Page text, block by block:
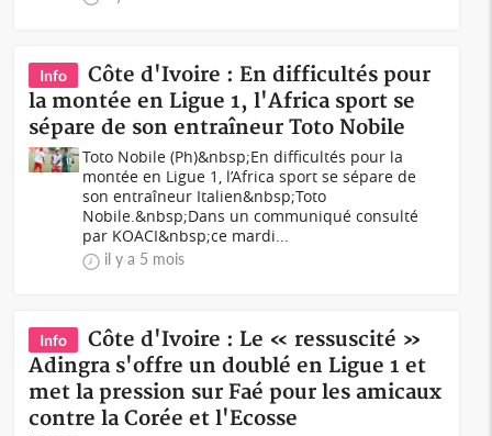
Info
Côte d'Ivoire : En difficultés pour
la montée en Ligue 1, l'Africa sport se
sépare de son entraîneur Toto Nobile
Toto Nobile (Ph)&nbsp;En difficultés pour la
montée en Ligue 1, l’Africa sport se sépare de
son entraîneur Italien&nbsp;Toto
Nobile.&nbsp;Dans un communiqué consulté
par KOACI&nbsp;ce mardi...
il y a 5 mois
Info
Côte d'Ivoire : Le « ressuscité »
Adingra s'offre un doublé en Ligue 1 et
met la pression sur Faé pour les amicaux
contre la Corée et l'Ecosse